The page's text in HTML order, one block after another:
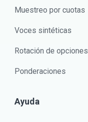
Muestreo por cuotas
Voces sintéticas
Rotación de opciones
Ponderaciones
Ayuda